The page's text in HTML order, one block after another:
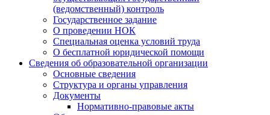
(ведомственный) контроль
Государственное задание
О проведении НОК
Специальная оценка условий труда
О бесплатной юридической помощи
Сведения об образовательной организации
Основные сведения
Структура и органы управления
Документы
Нормативно-правовые акты